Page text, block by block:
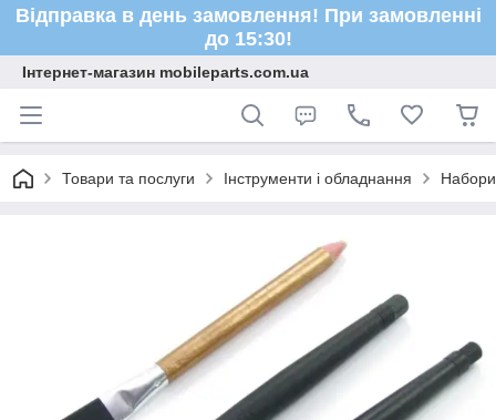
Відправка в день замовлення! При замовленні
до 15:30!
Інтернет-магазин mobileparts.com.ua
Товари та послуги Інструменти і обладнання Набори